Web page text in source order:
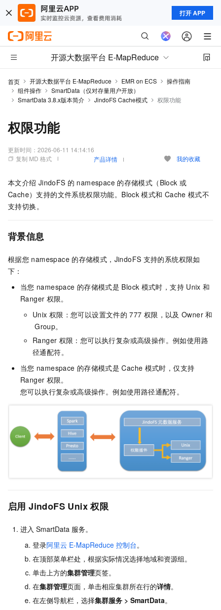
打开 APP
开源大数据平台 E-MapReduce
首页 开源大数据平台 E-MapReduce EMR on ECS
操作指南
组件操作
SmartData（仅对存量用户开放）
SmartData 3.8.x版本简介
JindoFS Cache模式 权限功能
权限功能
更新时间： 2026-06-11 14:14:16
复制 MD 格式
产品详情 我的收藏
本文介绍 JindoFS 的 namespace 的存储模式（Block 或
Cache）支持的文件系统权限功能。Block 模式和 Cache 模式不
支持切换。
背景信息
根据您 namespace 的存储模式，JindoFS 支持的系统权限如
下：
当您 namespace 的存储模式是 Block 模式时，支持 Unix 和
Ranger 权限。
Unix 权限：您可以设置文件的 777 权限，以及 Owner 和
Group。
Ranger 权限：您可以执行复杂或高级操作。例如使用路
径通配符。
当您 namespace 的存储模式是 Cache 模式时，仅支持
Ranger 权限。
您可以执行复杂或高级操作。例如使用路径通配符。
启用 JindoFS Unix 权限
进入 SmartData 服务。
登录阿里云 E-MapReduce 控制台。
在顶部菜单栏处，根据实际情况选择地域和资源组 。
单击上方的集群管理页签。
在集群管理页面，单击相应集群所在行的详情。
在左侧导航栏，选择集群服务 > SmartData。